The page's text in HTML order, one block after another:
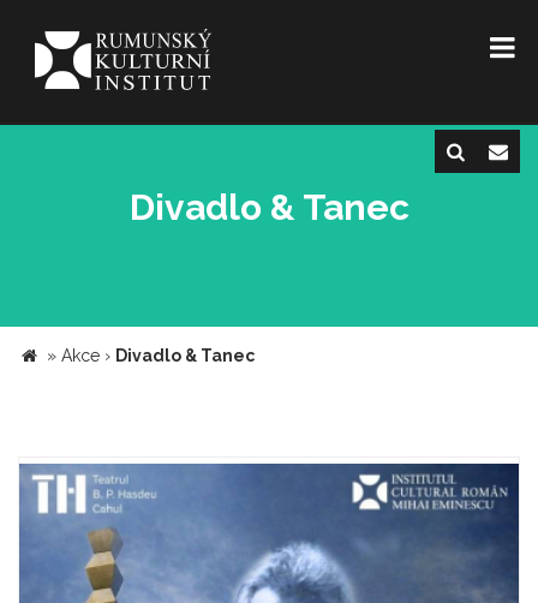
Divadlo & Tanec
» Akce › Divadlo & Tanec